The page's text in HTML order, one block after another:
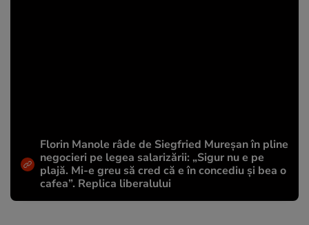
Florin Manole râde de Siegfried Mureșan în pline
negocieri pe legea salarizării: „Sigur nu e pe
plajă. Mi-e greu să cred că e în concediu și bea o
cafea”. Replica liberalului